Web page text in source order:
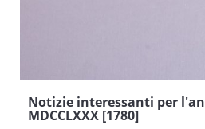
Notizie interessanti per
MDCCLXXX [1780]